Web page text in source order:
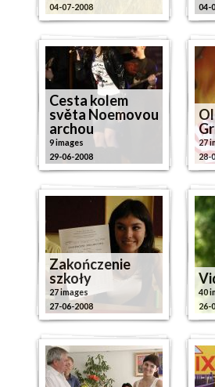
04-07-2008
04-
Cesta kolem
světa Noemovou
archou
9 images
29-06-2008
27
28-
Zakończenie
szkoły
27 images
27-06-2008
40
26-